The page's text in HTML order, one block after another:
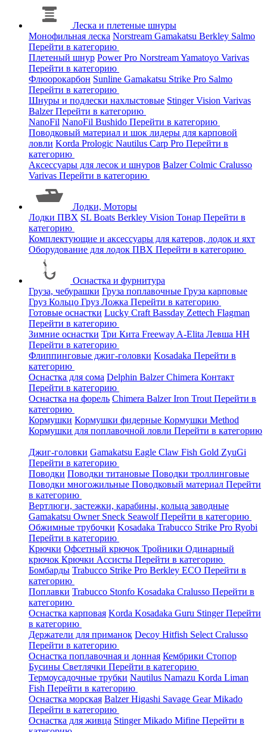
Леска и плетеные шнуры
Монофильная леска Norstream Gamakatsu Berkley Salmo
Перейти в категорию
Плетеный шнур Power Pro NorstreamYamatoyo Varivas
Перейти в категорию
Флюорокарбон Sunline Gamakatsu Strike Pro Salmo
Перейти в категорию
Шнуры и подлески нахлыстовые StingerVision Varivas
BalzerПерейти в категорию
NanoFil NanoFil Bushido Перейти в категорию
Поводковый материал и шок лидеры для карповой
ловли Korda Prologic Nautilus Carp Pro Перейти в
категорию
Аксессуары для лесок и шнуров BalzerColmic Cralusso
Varivas Перейти в категорию
Лодки, Моторы
Лодки ПВХ SL Boats Berkley Vision Тонар Перейти в
категорию
Комплектующие и аксессуары для катеров, лодок и яхт
Оборудование для лодок ПВХ Перейти в категорию
Оснастка и фурнитура
Груза, чебурашки Груза поплавочные Груза карповые
Груз Кольцо Груз Ложка Перейти в категорию
Готовые оснастки Lucky Craft Bassday Zettech Flagman
Перейти в категорию
Зимние оснастки Три Кита Freeway A-Elita Левша НН
Перейти в категорию
Флиппинговые джиг-головки Kosadaka Перейти в
категорию
Оснастка для сома Delphin BalzerChimera Контакт
Перейти в категорию
Оснастка на форель Chimera BalzerIron Trout Перейти в
категорию
Кормушки Кормушки фидерные Кормушки Method
Кормушки для поплавочной ловли Перейти в категорию
Джиг-головки Gamakatsu Eagle Claw Fish Gold ZyuGi
Перейти в категорию
Поводки Поводки титановые Поводки троллинговые
Поводки многожильные Поводковый материал Перейти
в категорию
Вертлюги, застежки, карабины, кольца заводные
Gamakatsu Owner Sneck SeawolfПерейти в категорию
Обжимные трубочки Kosadaka Trabucco Strike Pro Ryobi
Перейти в категорию
Крючки Офсетный крючок Тройники Одинарный
крючок Крючки Ассисты Перейти в категорию
Бомбарды Trabucco Strike Pro Berkley ECO Перейти в
категорию
Поплавки Trabucco Stonfo Kosadaka Cralusso Перейти в
категорию
Оснастка карповая Korda Kosadaka Guru StingerПерейти
в категорию
Держатели для приманок Decoy Hitfish Select Cralusso
Перейти в категорию
Оснастка поплавочная и донная Кембрики Стопор
Бусины Светлячки Перейти в категорию
Термоусадочные трубки Nautilus Namazu Korda Liman
Fish Перейти в категорию
Оснастка морская BalzerHigashi Savage GearMikado
Перейти в категорию
Оснастка для живца StingerMikado Mifine Перейти в